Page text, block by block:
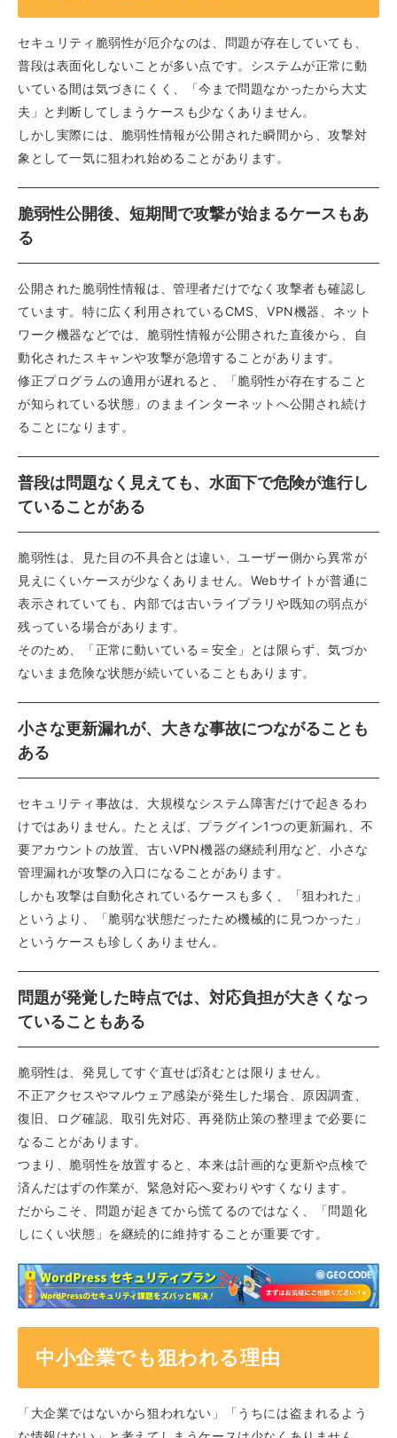
セキュリティ脆弱性が厄介なのは、問題が存在していても、
普段は表面化しないことが多い点です。システムが正常に動
いている間は気づきにくく、「今まで問題なかったから大丈
夫」と判断してしまうケースも少なくありません。
しかし実際には、脆弱性情報が公開された瞬間から、攻撃対
象として一気に狙われ始めることがあります。
脆弱性公開後、短期間で攻撃が始まるケースもあ
る
公開された脆弱性情報は、管理者だけでなく攻撃者も確認し
ています。特に広く利用されているCMS、VPN機器、ネット
ワーク機器などでは、脆弱性情報が公開された直後から、自
動化されたスキャンや攻撃が急増することがあります。
修正プログラムの適用が遅れると、「脆弱性が存在すること
が知られている状態」のままインターネットへ公開され続け
ることになります。
普段は問題なく見えても、水面下で危険が進行し
ていることがある
脆弱性は、見た目の不具合とは違い、ユーザー側から異常が
見えにくいケースが少なくありません。Webサイトが普通に
表示されていても、内部では古いライブラリや既知の弱点が
残っている場合があります。
そのため、「正常に動いている＝安全」とは限らず、気づか
ないまま危険な状態が続いていることもあります。
小さな更新漏れが、大きな事故につながることも
ある
セキュリティ事故は、大規模なシステム障害だけで起きるわ
けではありません。たとえば、プラグイン1つの更新漏れ、不
要アカウントの放置、古いVPN機器の継続利用など、小さな
管理漏れが攻撃の入口になることがあります。
しかも攻撃は自動化されているケースも多く、「狙われた」
というより、「脆弱な状態だったため機械的に見つかった」
というケースも珍しくありません。
問題が発覚した時点では、対応負担が大きくなっ
ていることもある
脆弱性は、発見してすぐ直せば済むとは限りません。
不正アクセスやマルウェア感染が発生した場合、原因調査、
復旧、ログ確認、取引先対応、再発防止策の整理まで必要に
なることがあります。
つまり、脆弱性を放置すると、本来は計画的な更新や点検で
済んだはずの作業が、緊急対応へ変わりやすくなります。
だからこそ、問題が起きてから慌てるのではなく、「問題化
しにくい状態」を継続的に維持することが重要です。
中小企業でも狙われる理由
「大企業ではないから狙われない」「うちには盗まれるよう